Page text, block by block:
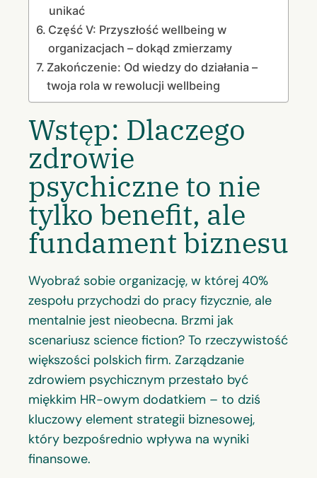
unikać
Część V: Przyszłość wellbeing w
organizacjach – dokąd zmierzamy
Zakończenie: Od wiedzy do działania –
twoja rola w rewolucji wellbeing
Wstęp: Dlaczego
zdrowie
psychiczne to nie
tylko benefit, ale
fundament biznesu
Wyobraź sobie organizację, w której 40%
zespołu przychodzi do pracy fizycznie, ale
mentalnie jest nieobecna. Brzmi jak
scenariusz science fiction? To rzeczywistość
większości polskich firm. Zarządzanie
zdrowiem psychicznym przestało być
miękkim HR-owym dodatkiem – to dziś
kluczowy element strategii biznesowej,
który bezpośrednio wpływa na wyniki
finansowe.